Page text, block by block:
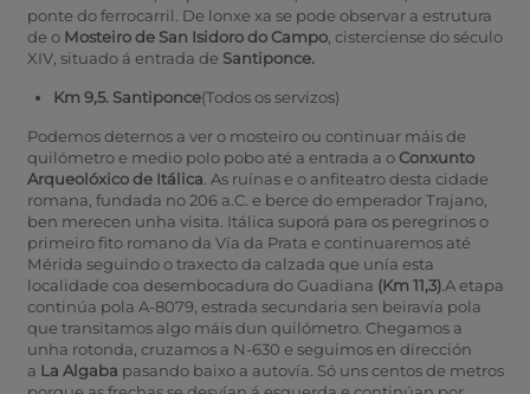
ponte do ferrocarril. De lonxe xa se pode observar a estrutura
de o Mosteiro de San Isidoro do Campo, cisterciense do século
XIV, situado á entrada de Santiponce.
Km 9,5. Santiponce(Todos os servizos)
Podemos deternos a ver o mosteiro ou continuar máis de
quilómetro e medio polo pobo até a entrada a o Conxunto
Arqueolóxico de Itálica . As ruínas e o anfiteatro desta cidade
romana, fundada no 206 a.C. e berce do emperador Trajano,
ben merecen unha visita. Itálica suporá para os peregrinos o
primeiro fito romano da Vía da Prata e continuaremos até
Mérida seguindo o traxecto da calzada que unía esta
localidade coa desembocadura do Guadiana (Km 11,3).A etapa
continúa pola A-8079, estrada secundaria sen beiravía pola
que transitamos algo máis dun quilómetro. Chegamos a
unha rotonda, cruzamos a N-630 e seguimos en dirección
a La Algaba pasando baixo a autovía. Só uns centos de metros